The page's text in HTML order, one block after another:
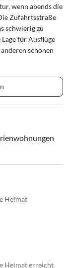
wenn abends die
Zufahrtsstraße
schwierig zu
für Ausflüge
schönen
Heimat
Heimat erreicht